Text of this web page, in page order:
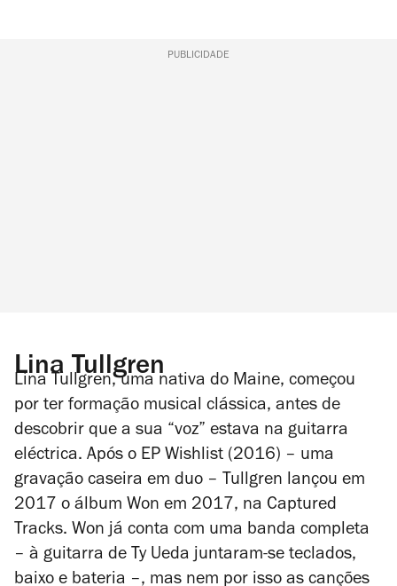
PUBLICIDADE
Lina Tullgren
Lina Tullgren, uma nativa do Maine, começou
por ter formação musical clássica, antes de
descobrir que a sua “voz” estava na guitarra
eléctrica. Após o EP Wishlist (2016) – uma
gravação caseira em duo – Tullgren lançou em
2017 o álbum Won em 2017, na Captured
Tracks. Won já conta com uma banda completa
– à guitarra de Ty Ueda juntaram-se teclados,
baixo e bateria –, mas nem por isso as canções